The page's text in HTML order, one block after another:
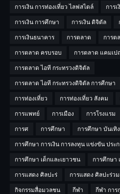
การเงิน การท่องเที่ยว ไลฟสไตล์
การ
การเงิน การศึกษา
การเงิน ดิจิตัล
การเงินธนาคาร
การตลาด
การต
การตลาด ครบรอบ
การตลาด แคมเ
การตลาด ไอที กระทรวงดิจิตัล
การตลาด ไอที กระทรวงดิจิตัล การศีกษา
การท่องเที่ยว
การท่องเที่ยว สังคม
การแพทย์
การเมือง การโรงแรม
การศ
การศึกษา
การศึกษา บันเทิง
การศึกษา การเงิน การลงทุน แข่งขัน ประ
การศึกษา เด็กและเยาวชน
การศึกษา
การแสดง ศิลปะร่
การแสดง ศิลปะร่ว
กิจกรรมสื่อมวลชน
กีฬา กีฬา การ